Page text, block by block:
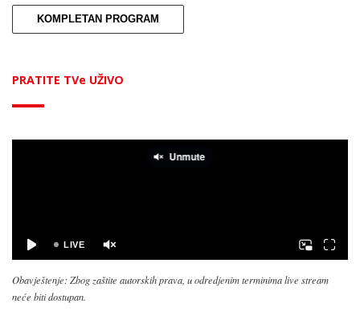
KOMPLETAN PROGRAM
PRATITE TVe UŽIVO
Obavještenje: Zbog zaštite autorskih prava, u odredjenim terminima live stream
neće biti dostupan.